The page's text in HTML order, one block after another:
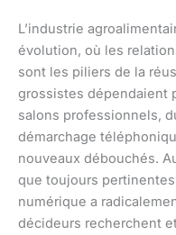
L’industrie
évolution, où les
sont les piliers de la
grossistes dépendaient
salons professionnels,
démarchage
nouveaux débouchés.
que toujours
numérique a
décideurs recherchent